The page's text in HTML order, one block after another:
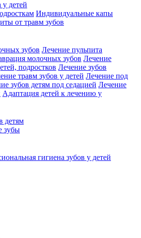
детей
Индивидуальные капы
от травм зубов
зубов Лечение пульпита
молочных зубов Лечение
подростков Лечение зубов
травм зубов у детей Лечение под
зубов детям под седацией Лечение
Адаптация детей к лечению у
детям
зубы
гигиена зубов у детей